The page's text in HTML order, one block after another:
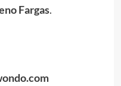
Fargas.